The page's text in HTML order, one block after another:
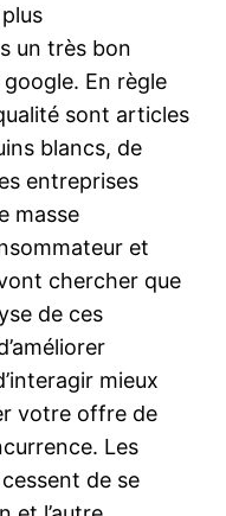
un très bon
En règle
sont articles
blancs, de
entreprises
masse
et
chercher que
de ces
mieux
votre offre de
Les
de se